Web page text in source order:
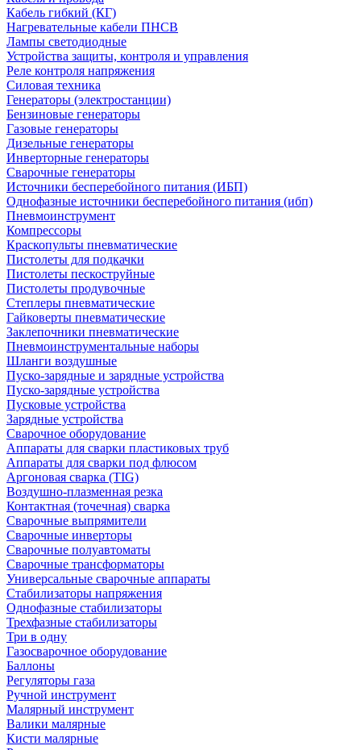
Кабель гибкий (КГ)
Нагревательные кабели ПНСВ
Лампы светодиодные
Устройства защиты, контроля и управления
Реле контроля напряжения
Силовая техника
Генераторы (электростанции)
Бензиновые генераторы
Газовые генераторы
Дизельные генераторы
Инверторные генераторы
Сварочные генераторы
Источники бесперебойного питания (ИБП)
Однофазные источники бесперебойного питания (ибп)
Пневмоинструмент
Компрессоры
Краскопульты пневматические
Пистолеты для подкачки
Пистолеты пескоструйные
Пистолеты продувочные
Степлеры пневматические
Гайковерты пневматические
Заклепочники пневматические
Пневмоинструментальные наборы
Шланги воздушные
Пуско-зарядные и зарядные устройства
Пуско-зарядные устройства
Пусковые устройства
Зарядные устройства
Сварочное оборудование
Аппараты для сварки пластиковых труб
Аппараты для сварки под флюсом
Аргоновая сварка (TIG)
Воздушно-плазменная резка
Контактная (точечная) сварка
Сварочные выпрямители
Сварочные инверторы
Сварочные полуавтоматы
Сварочные трансформаторы
Универсальные сварочные аппараты
Стабилизаторы напряжения
Однофазные стабилизаторы
Трехфазные стабилизаторы
Три в одну
Газосварочное оборудование
Баллоны
Регуляторы газа
Ручной инструмент
Малярный инструмент
Валики малярные
Кисти малярные